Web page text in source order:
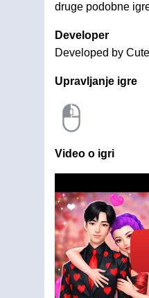
druge podobne
Developer
Developed by
Upravljanje igre
Video o igri